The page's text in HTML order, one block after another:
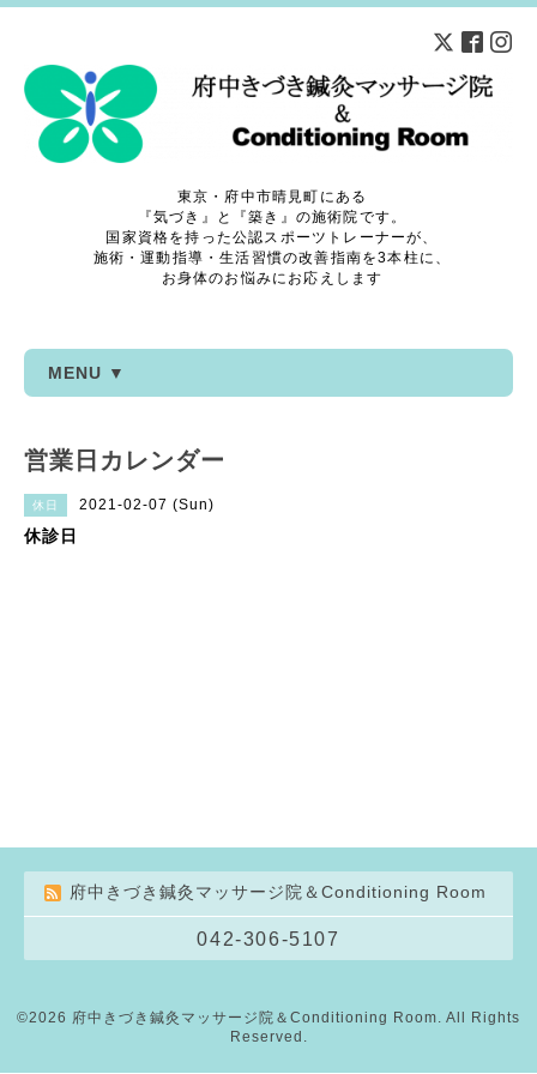
東京・府中市晴見町にある
『気づき』と『築き』の施術院です。
国家資格を持った公認スポーツトレーナーが、
施術・運動指導・生活習慣の改善指南を3本柱に、
お身体のお悩みにお応えします
MENU ▼
営業日カレンダー
休日 2021-02-07 (Sun)
休診日
府中きづき鍼灸マッサージ院＆Conditioning Room
042-306-5107
©2026 府中きづき鍼灸マッサージ院＆Conditioning Room . All Rights
Reserved.